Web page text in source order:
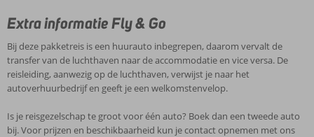
Extra informatie Fly & Go
Bij deze pakketreis is een huurauto inbegrepen, daarom vervalt de
transfer van de luchthaven naar de accommodatie en vice versa. De
reisleiding, aanwezig op de luchthaven, verwijst je naar het
autoverhuurbedrijf en geeft je een welkomstenvelop.
Is je reisgezelschap te groot voor één auto? Boek dan een tweede auto
bij. Voor prijzen en beschikbaarheid kun je contact opnemen met ons